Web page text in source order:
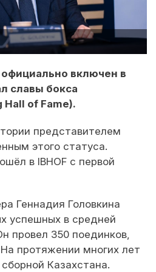
включен в
славы бокса
of Fame).
представителем
этого статуса.
в IBHOF с первой
Геннадия Головкина
успешных в средней
провел 350 поединков,
протяжении многих лет
Казахстана.